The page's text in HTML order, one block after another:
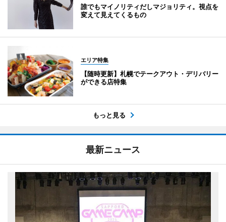
誰でもマイノリティだしマジョリティ。視点を
変えて見えてくるもの
エリア特集
【随時更新】札幌でテークアウト・デリバリー
ができる店特集
もっと見る
最新ニュース